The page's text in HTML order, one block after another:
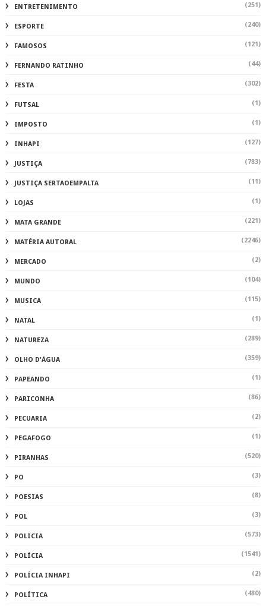
ENTRETENIMENTO (251)
ESPORTE (240)
FAMOSOS (121)
FERNANDO RATINHO (44)
FESTA (302)
FUTSAL (1)
IMPOSTO (1)
INHAPI (127)
JUSTIÇA (783)
JUSTIÇA SERTAOEMPALTA (11)
LOJAS (1)
MATA GRANDE (221)
MATÉRIA AUTORAL (2246)
MERCADO (2)
MUNDO (104)
MUSICA (115)
NATAL (1)
NATUREZA (289)
OLHO D'ÁGUA (359)
PAPEANDO (1)
PARICONHA (86)
PECUARIA (2)
PEGAFOGO (1)
PIRANHAS (520)
PO (3)
POESIAS (8)
POL (3)
POLICIA (573)
POLÍCIA (1541)
POLÍCIA INHAPI (2)
POLÍTICA (480)